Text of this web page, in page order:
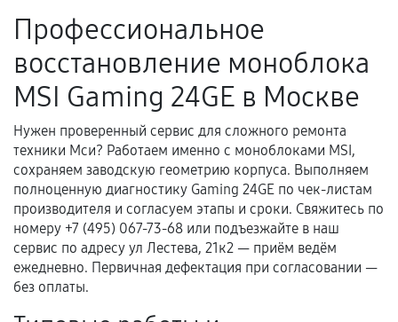
Поломка установленной детали при
нормальной эксплуатации в течение
гарантийного срока.
Несоответствие комплектующей заявленным
техническим характеристикам.
Документы для подтверждения
гарантии
Гарантийный талон.
Акт выполненных работ с датой, перечнем
Профессиональное
восстановление моноблока
MSI Gaming 24GE в Москве
Нужен проверенный сервис для сложного ремонта
техники Мси? Работаем именно с моноблоками MSI,
сохраняем заводскую геометрию корпуса. Выполняем
полноценную диагностику Gaming 24GE по чек-листам
производителя и согласуем этапы и сроки. Свяжитесь по
номеру +7 (495) 067-73-68 или подъезжайте в наш
сервис по адресу ул Лестева, 21к2 — приём ведём
ежедневно. Первичная дефектация при согласовании —
без оплаты.